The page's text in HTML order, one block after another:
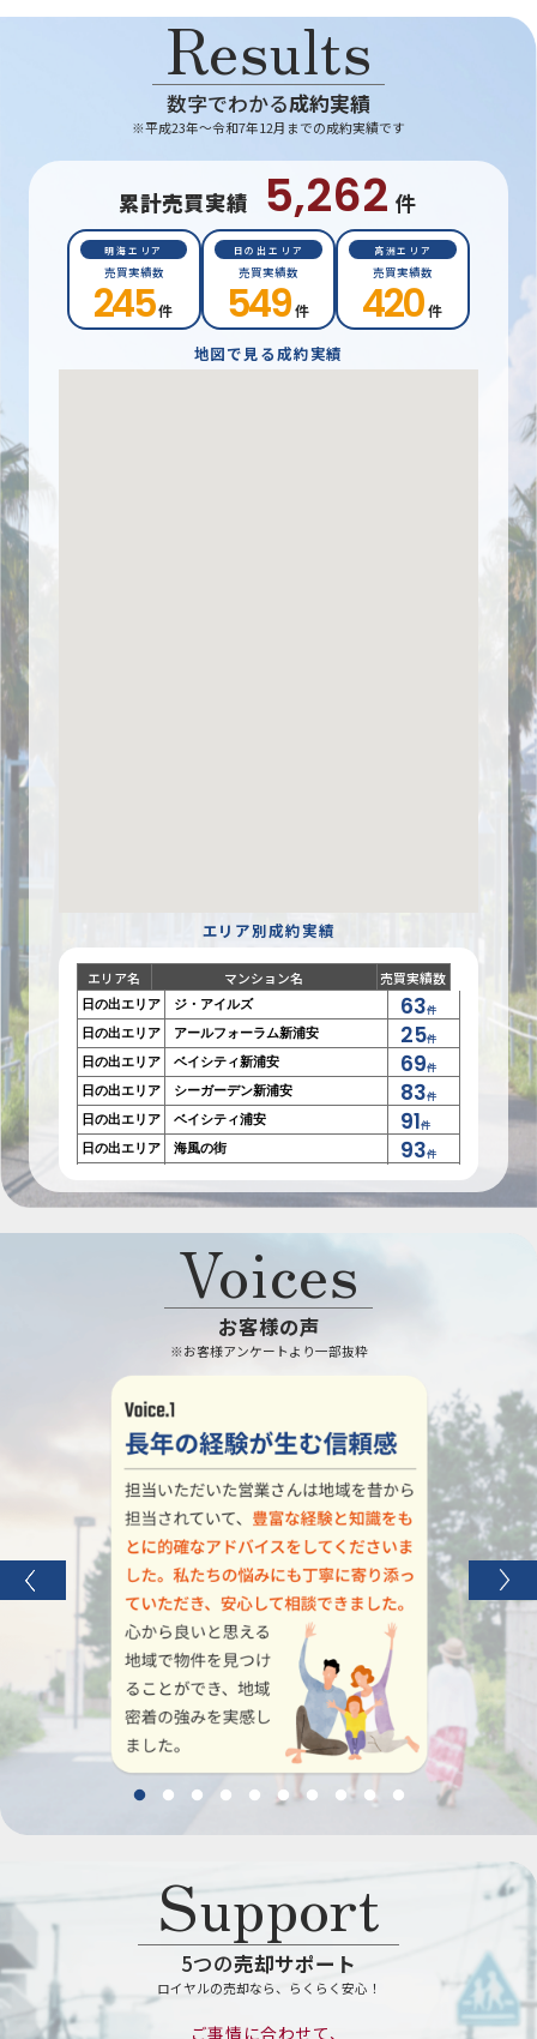
Results
数字でわかる成約実績
※平成23年～令和7年12月までの成約実績です
累計売買実績 5,262 件
明海エリア
売買実績数
245 件
日の出エリア
売買実績数
549 件
高洲エリア
売買実績数
420 件
地図で見る成約実績
エリア別成約実績
エリア名 マンション名
売買実績数
日の出エリア
ジ・アイルズ 63件
日の出エリア アールフォーラム新浦安 25件
日の出エリア ベイシティ新浦安 69件
日の出エリア シーガーデン新浦安 83件
日の出エリア ベイシティ浦安 91件
日の出エリア 海風の街 93件
コスモ新浦安東京ベイ 33件
日の出エリア プラウド新浦安マリナテラス 37件
日の出エリア セレナヴィータ新浦安
パークシティ東京ベイ新浦安Sea 26
パークシティ東京ベイ新浦安
Coco
パークシティ東京ベイ新浦安Sol
パークシティ新浦安
明海エリア
明海エリア グランファースト新浦安 件
明海エリア パークシティグランデ新浦安
99
明海エリア 16
高洲エリア
ザ・パークハウス新浦安マリンヴ
ィラ
33 件
高洲エリア 潮音の街 60
高洲エリア パークシティモアナヴィラ新浦安 31
高洲エリア プラウド新浦安パームコート
高洲エリア プラウド新浦安 件
高洲エリア ラディアンコースト新浦安
高洲エリア レジアスフォート新浦安
高洲エリア エクセレントシティ新浦安 14
高洲エリア ザ・パークハウスオイコス新浦安 9
高洲エリア エクセレントスクエア新浦安 17
入船エリア 入船中央エステート 50
入船北エステート
エアレジデンス新浦安
入船エリア 入船西エステート
美浜東エステート 件
美浜エリア
Voices
お客様の声
※お客様アンケートより一部抜粋
Support
5つの売却サポート
ロイヤルの売却なら、らくらく安心！
ご事情に合わせて、